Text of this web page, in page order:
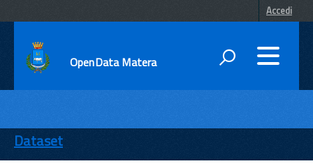
Accedi
OpenData Matera
ENTI
TEMI
Dataset